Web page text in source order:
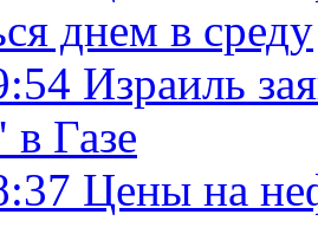
днем в среду
Израиль
Газе
Цены на